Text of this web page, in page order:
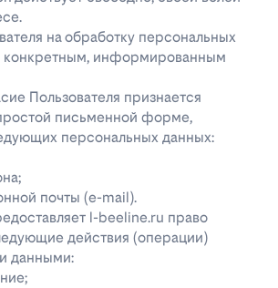
на обработку персональных
конкретным, информированным
Пользователя признается
письменной форме,
персональных данных:
почты (e-mail).
l-beeline.ru право
действия (операции)
данными: